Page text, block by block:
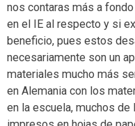
nos contaras más a
en el IE al respecto y si
beneficio, pues estos
necesariamente son un
materiales mucho más
en Alemania con los
en la escuela, muchos